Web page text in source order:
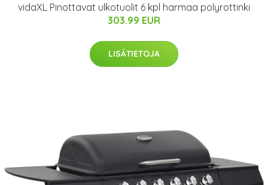
vidaXL Pinottavat ulkotuolit 6 kpl harmaa polyrottinki
303.99 EUR
LISÄTIETOJA